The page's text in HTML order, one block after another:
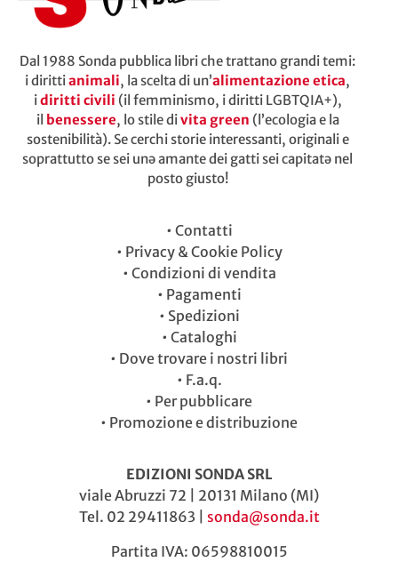
Dal 1988 Sonda pubblica libri che trattano grandi temi:
i dirittianimali, la scelta di un’alimentazione etica,
idiritti civili (il femminismo, i diritti LGBTQIA+),
il benessere, lo stile divita green (l’ecologia e la
sostenibilità). Se cerchi storie interessanti, originali e
soprattutto se sei unə amante dei gatti sei capitatə nel
posto giusto!
• Contatti
• Privacy & Cookie Policy
• Condizioni di vendita
• Pagamenti
• Spedizioni
• Cataloghi
• Dove trovare i nostri libri
• F.a.q.
• Per pubblicare
• Promozione e distribuzione
EDIZIONI SONDA SRL
viale Abruzzi 72 | 20131 Milano (MI)
Tel. 02 29411863 | sonda@sonda.it
Partita IVA: 06598810015